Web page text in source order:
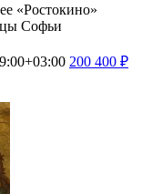
«Ростокино»
Софьи
200 400 ₽